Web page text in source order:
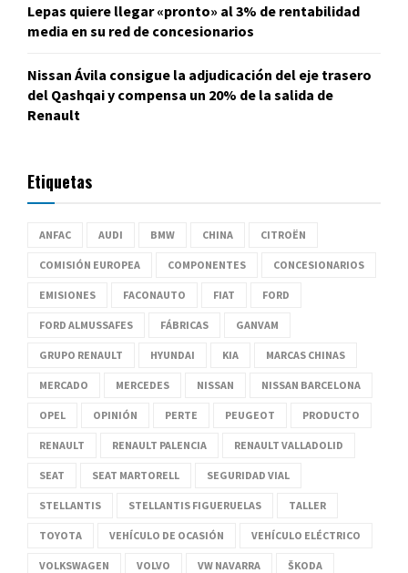
Lepas quiere llegar «pronto» al 3% de rentabilidad
media en su red de concesionarios
Nissan Ávila consigue la adjudicación del eje trasero
del Qashqai y compensa un 20% de la salida de
Renault
Etiquetas
ANFAC AUDI BMW CHINA CITROËN
COMISIÓN EUROPEA COMPONENTES CONCESIONARIOS
EMISIONES FACONAUTO FIAT FORD
FORD ALMUSSAFES FÁBRICAS GANVAM
GRUPO RENAULT HYUNDAI KIA MARCAS CHINAS
MERCADO MERCEDES NISSAN NISSAN BARCELONA
OPEL OPINIÓN PERTE PEUGEOT PRODUCTO
RENAULT RENAULT PALENCIA RENAULT VALLADOLID
SEAT SEAT MARTORELL SEGURIDAD VIAL
STELLANTIS STELLANTIS FIGUERUELAS TALLER
TOYOTA VEHÍCULO DE OCASIÓN VEHÍCULO ELÉCTRICO
VOLKSWAGEN VOLVO VW NAVARRA ŠKODA